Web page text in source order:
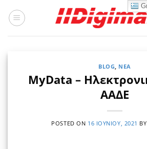
στο
BLOG, ΝΈΑ
MyData –
ΑΑΔΕ
POSTED ON 16 ΙΟΥΝΊΟΥ, 2021 BY